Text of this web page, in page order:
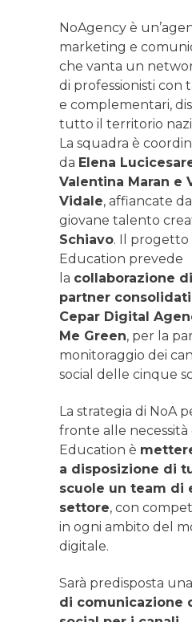
NoAgency è
marketing e
che vanta un
di professionisti con
e complementari,
tutto il territorio
La squadra è
da Elena
Valentina Maran e
Vidale, affiancate
giovane talento
Schiavo. Il progetto
Education prevede
la collaborazione
partner
Cepar Digital
Me Green, per la
monitoraggio dei
social delle cinque
La strategia di NoA
fronte alle necessità
Education è
a disposizione di
scuole un team di
settore, con
in ogni ambito del
digitale.
Sarà predisposta una
di comunicazione